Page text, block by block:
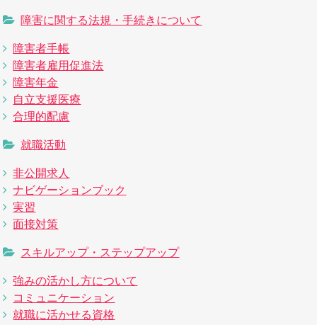
障害に関する法規・手続きについて
障害者手帳
障害者雇用促進法
障害年金
自立支援医療
合理的配慮
就職活動
非公開求人
ナビゲーションブック
実習
面接対策
スキルアップ・ステップアップ
強みの活かし方について
コミュニケーション
就職に活かせる資格